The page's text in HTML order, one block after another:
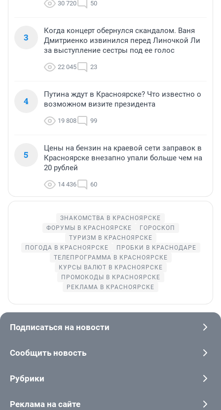
30 720 50
3
Когда концерт обернулся скандалом. Ваня
Дмитриенко извинился перед Линочкой Ли
за выступление сестры под ее голос
22 045 23
4
Путина ждут в Красноярске? Что известно о
возможном визите президента
19 808 99
5
Цены на бензин на краевой сети заправок в
Красноярске внезапно упали больше чем на
20 рублей
14 436 60
ЗНАКОМСТВА В КРАСНОЯРСКЕ
ФОРУМЫ В КРАСНОЯРСКЕ
ГОРОСКОП
ТУРИЗМ В КРАСНОЯРСКЕ
ПОГОДА В КРАСНОЯРСКЕ
ПРОБКИ В КРАСНОДАРЕ
ТЕЛЕПРОГРАММА В КРАСНОЯРСКЕ
КУРСЫ ВАЛЮТ В КРАСНОЯРСКЕ
ПРОМОКОДЫ В КРАСНОЯРСКЕ
РЕКЛАМА В КРАСНОЯРСКЕ
Подписаться на новости
Сообщить новость
Рубрики
Реклама на сайте